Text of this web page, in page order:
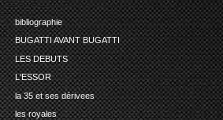
bibliographie
BUGATTI AVANT BUGATTI
LES DEBUTS
L'ESSOR
la 35 et ses dérivees
les royales